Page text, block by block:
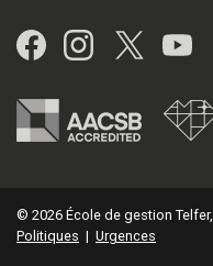
Facebook
© 2026 École de gestion
Politiques | Urgences